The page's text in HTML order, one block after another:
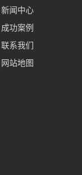
新闻中心
成功案例
联系我们
网站地图